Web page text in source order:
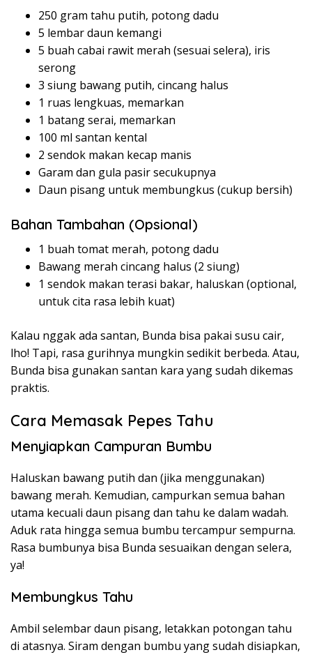
250 gram tahu putih, potong dadu
5 lembar daun kemangi
5 buah cabai rawit merah (sesuai selera), iris
serong
3 siung bawang putih, cincang halus
1 ruas lengkuas, memarkan
1 batang serai, memarkan
100 ml santan kental
2 sendok makan kecap manis
Garam dan gula pasir secukupnya
Daun pisang untuk membungkus (cukup bersih)
Bahan Tambahan (Opsional)
1 buah tomat merah, potong dadu
Bawang merah cincang halus (2 siung)
1 sendok makan terasi bakar, haluskan (optional,
untuk cita rasa lebih kuat)
Kalau nggak ada santan, Bunda bisa pakai susu cair,
lho! Tapi, rasa gurihnya mungkin sedikit berbeda. Atau,
Bunda bisa gunakan santan kara yang sudah dikemas
praktis.
Cara Memasak Pepes Tahu
Menyiapkan Campuran Bumbu
Haluskan bawang putih dan (jika menggunakan)
bawang merah. Kemudian, campurkan semua bahan
utama kecuali daun pisang dan tahu ke dalam wadah.
Aduk rata hingga semua bumbu tercampur sempurna.
Rasa bumbunya bisa Bunda sesuaikan dengan selera,
ya!
Membungkus Tahu
Ambil selembar daun pisang, letakkan potongan tahu
di atasnya. Siram dengan bumbu yang sudah disiapkan,